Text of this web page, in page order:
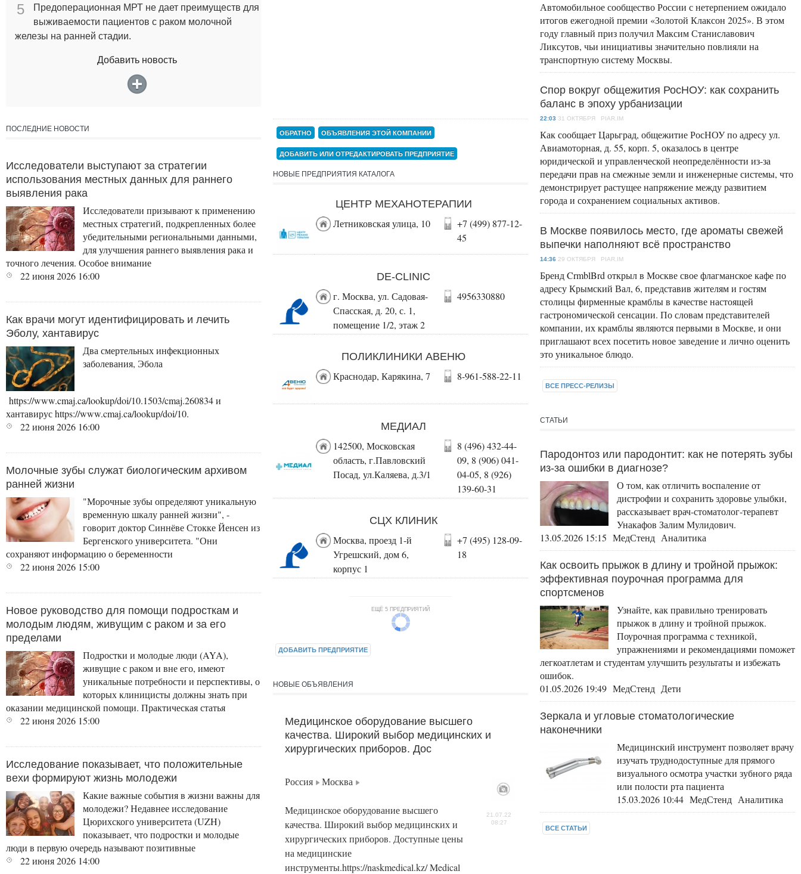
5
Предоперационная МРТ не дает преимуществ для
выживаемости пациентов с раком молочной
железы на ранней стадии.
Добавить новость
ПОСЛЕДНИЕ НОВОСТИ
Исследователи выступают за стратегии
использования местных данных для раннего
выявления рака
Исследователи призывают к применению
местных стратегий, подкрепленных более
убедительными региональными данными,
для улучшения раннего выявления рака и
точного лечения. Особое внимание
22 июня 2026 16:00
Как врачи могут идентифицировать и лечить
Эболу, хантавирус
Два смертельных инфекционных
заболевания, Эбола
https://www.cmaj.ca/lookup/doi/10.1503/cmaj.260834 и
хантавирус https://www.cmaj.ca/lookup/doi/10.
22 июня 2026 16:00
Молочные зубы служат биологическим архивом
ранней жизни
"Морочные зубы определяют уникальную
временную шкалу ранней жизни", -
говорит доктор Синнёве Стокке Йенсен из
Бергенского университета. "Они
сохраняют информацию о беременности
22 июня 2026 15:00
Новое руководство для помощи подросткам и
молодым людям, живущим с раком и за его
пределами
Подростки и молодые люди (AYA),
живущие с раком и вне его, имеют
уникальные потребности и перспективы, о
которых клиницисты должны знать при
оказании медицинской помощи. Практическая статья
22 июня 2026 15:00
Исследование показывает, что положительные
вехи формируют жизнь молодежи
Какие важные события в жизни важны для
молодежи? Недавнее исследование
Цюрихского университета (UZH)
показывает, что подростки и молодые
люди в первую очередь называют позитивные
22 июня 2026 14:00
ОБРАТНО ОБЪЯВЛЕНИЯ ЭТОЙ КОМПАНИИ
ДОБАВИТЬ ИЛИ ОТРЕДАКТИРОВАТЬ ПРЕДПРИЯТИЕ
НОВЫЕ ПРЕДПРИЯТИЯ КАТАЛОГА
ЦЕНТР МЕХАНОТЕРАПИИ
Летниковская улица, 10
+7 (499) 877-12-
45
DE-CLINIC
г. Москва, ул. Садовая-
Спасская, д. 20, с. 1,
помещение 1/2, этаж 2
4956330880
ПОЛИКЛИНИКИ АВЕНЮ
Краснодар, Карякина, 7 8-961-588-22-11
МЕДИАЛ
142500, Московская
область, г.Павловский
Посад, ул.Каляева, д.3/1
8 (496) 432-44-
09, 8 (906) 041-
04-05, 8 (926)
139-60-31
СЦХ КЛИНИК
Москва, проезд 1-й
Угрешский, дом 6,
корпус 1
+7 (495) 128-09-
18
ЕЩЁ 5 ПРЕДПРИЯТИЙ
ДОБАВИТЬ ПРЕДПРИЯТИЕ
НОВЫЕ ОБЪЯВЛЕНИЯ
Медицинское оборудование высшего
качества. Широкий выбор медицинских и
хирургических приборов. Дос
Россия Москва
Медицинское оборудование высшего
качества. Широкий выбор медицинских и
хирургических приборов. Доступные цены
на медицинские
инструменты.https://naskmedical.kz/ Medical
21.07.22
08:27
Автомобильное сообщество России с нетерпением ожидало
итогов ежегодной премии «Золотой Клаксон 2025». В этом
году главный приз получил Максим Станиславович
Ликсутов, чьи инициативы значительно повлияли на
транспортную систему Москвы.
Спор вокруг общежития РосНОУ: как сохранить
баланс в эпоху урбанизации
22:03 31 ОКТЯБРЯ PIAR.IM
Как сообщает Царьград, общежитие РосНОУ по адресу ул.
Авиамоторная, д. 55, корп. 5, оказалось в центре
юридической и управленческой неопределённости из-за
передачи прав на смежные земли и инженерные системы, что
демонстрирует растущее напряжение между развитием
города и сохранением социальных активов.
В Москве появилось место, где ароматы свежей
выпечки наполняют всё пространство
14:36 29 ОКТЯБРЯ PIAR.IM
Бренд CrmblBrd открыл в Москве свое флагманское кафе по
адресу Крымский Вал, 6, представив жителям и гостям
столицы фирменные крамблы в качестве настоящей
гастрономической сенсации. По словам представителей
компании, их крамблы являются первыми в Москве, и они
приглашают всех посетить новое заведение и лично оценить
это уникальное блюдо.
ВСЕ ПРЕСС-РЕЛИЗЫ
СТАТЬИ
Пародонтоз или пародонтит: как не потерять зубы
из-за ошибки в диагнозе?
О том, как отличить воспаление от
дистрофии и сохранить здоровье улыбки,
рассказывает врач-стоматолог-терапевт
Унакафов Залим Мулидович.
13.05.2026 15:15 МедСтенд Аналитика
Как освоить прыжок в длину и тройной прыжок:
эффективная поурочная программа для
спортсменов
Узнайте, как правильно тренировать
прыжок в длину и тройной прыжок.
Поурочная программа с техникой,
упражнениями и рекомендациями поможет
легкоатлетам и студентам улучшить результаты и избежать
ошибок.
01.05.2026 19:49 МедСтенд Дети
Зеркала и угловые стоматологические
наконечники
Медицинский инструмент позволяет врачу
изучать труднодоступные для прямого
визуального осмотра участки зубного ряда
или полости рта пациента
15.03.2026 10:44 МедСтенд Аналитика
ВСЕ СТАТЬИ